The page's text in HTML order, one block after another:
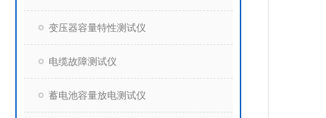
变压器容量特性测试仪
电缆故障测试仪
蓄电池容量放电测试仪